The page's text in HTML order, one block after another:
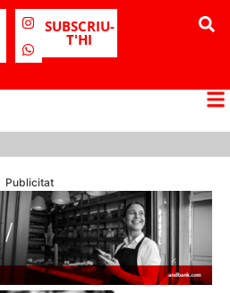
SUBSCRIU-
T'HI
Publicitat